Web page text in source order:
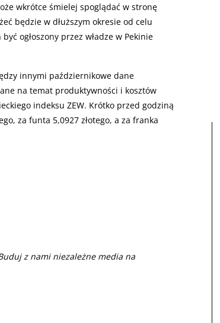
wkrótce śmielej spoglądać w stronę
będzie w dłuższym okresie od celu
ogłoszony przez władze w Pekinie
innymi październikowe dane
na temat produktywności i kosztów
indeksu ZEW. Krótko przed godziną
za funta 5,0927 złotego, a za franka
z nami niezależne media na